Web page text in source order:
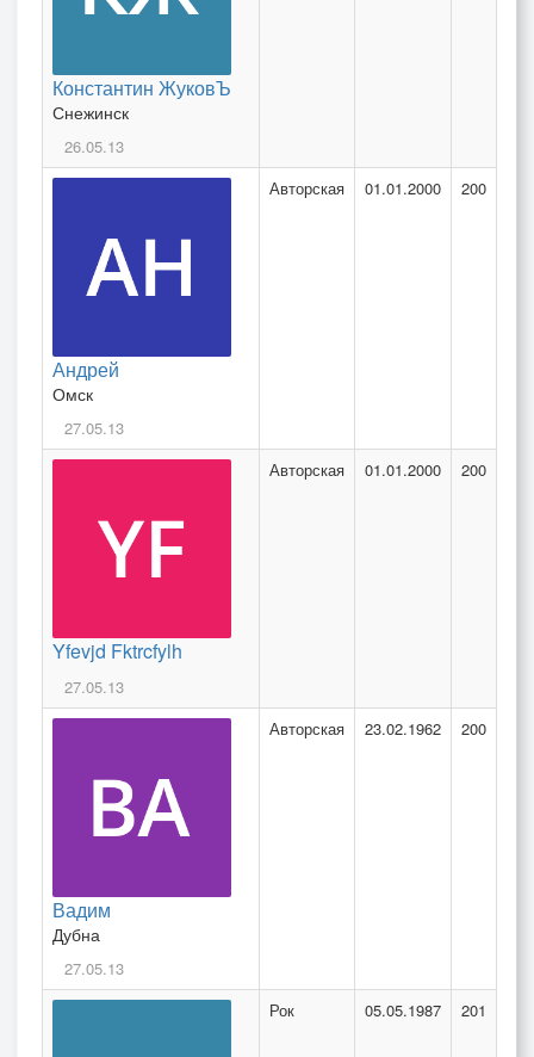
Константин ЖуковЪ
Снежинск
26.05.13
Андрей
Омск
27.05.13
Авторская 01.01.2000 200
Yfevjd Fktrcfylh
27.05.13
Авторская 01.01.2000 200
Вадим
Дубна
27.05.13
Авторская 23.02.1962 200
Рок 05.05.1987 201